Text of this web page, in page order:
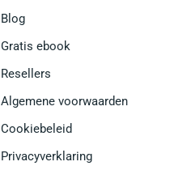
Blog
Gratis ebook
Resellers
Algemene voorwaarden
Cookiebeleid
Privacyverklaring